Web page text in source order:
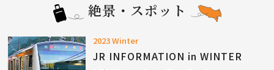
絶景・スポット
2023 Winter
JR INFORMATION in WINTER